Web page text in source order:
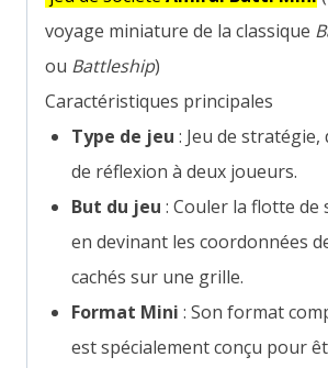
voyage miniature de la classique
ou Battleship)
Caractéristiques principales
Type de jeu : Jeu de
de réflexion à deux joueurs.
But du jeu : Couler la flotte de
en devinant les coordonnées
cachés sur une grille.
Format Mini : Son format
est spécialement conçu pour